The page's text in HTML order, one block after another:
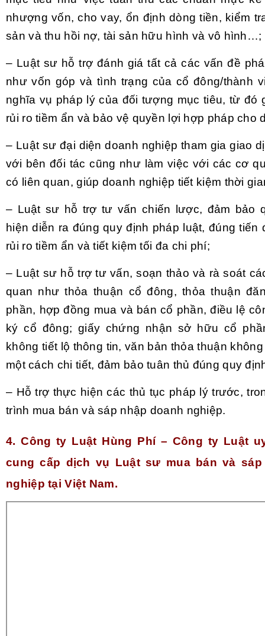
nhượng vốn, cho vay, ổn định dòng tiền, kiểm
sản và thu hồi nợ, tài sản hữu hình và vô hình…;
– Luật sư hỗ trợ đánh giá tất cả các vấn đề
như vốn góp và tình trạng của cổ đông/thành
nghĩa vụ pháp lý của đối tượng mục tiêu, từ đó
rủi ro tiềm ẩn và bảo vệ quyền lợi hợp pháp cho
– Luật sư đại diện doanh nghiệp tham gia giao
với bên đối tác cũng như làm việc với các cơ
có liên quan, giúp doanh nghiệp tiết kiệm thời
– Luật sư hỗ trợ tư vấn chiến lược, đảm bảo
hiện diễn ra đúng quy định pháp luật, đúng tiến
rủi ro tiềm ẩn và tiết kiệm tối đa chi phí;
– Luật sư hỗ trợ tư vấn, soạn thảo và rà soát
quan như thỏa thuận cổ đông, thỏa thuận
phần, hợp đồng mua và bán cổ phần, điều lệ
ký cổ đông; giấy chứng nhận sở hữu cổ
không tiết lộ thông tin, văn bản thỏa thuận
một cách chi tiết, đảm bảo tuân thủ đúng quy
– Hỗ trợ thực hiện các thủ tục pháp lý trước,
trình mua bán và sáp nhập doanh nghiệp.
4. Công ty Luật Hùng Phí – Công ty Luật
cung cấp dịch vụ Luật sư mua bán và sáp
nghiệp tại Việt Nam.